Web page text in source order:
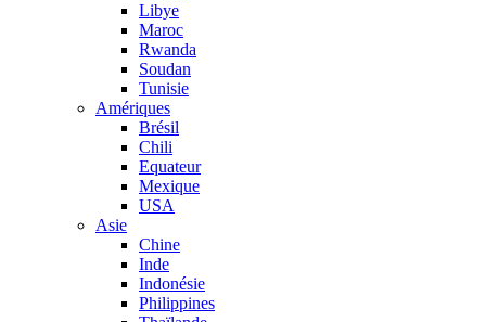
Libye
Maroc
Rwanda
Soudan
Tunisie
Amériques
Brésil
Chili
Equateur
Mexique
USA
Asie
Chine
Inde
Indonésie
Philippines